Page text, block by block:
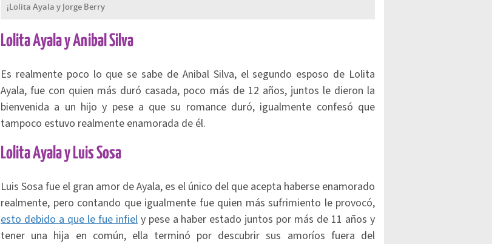
¡Lolita Ayala y Jorge Berry
Lolita Ayala y Anibal Silva
Es realmente poco lo que se sabe de Anibal Silva, el segundo esposo de Lolita
Ayala, fue con quien más duró casada, poco más de 12 años, juntos le dieron la
bienvenida a un hijo y pese a que su romance duró, igualmente confesó que
tampoco estuvo realmente enamorada de él.
Lolita Ayala y Luis Sosa
Luis Sosa fue el gran amor de Ayala, es el único del que acepta haberse enamorado
realmente, pero contando que igualmente fue quien más sufrimiento le provocó,
esto debido a que le fue infiely pese a haber estado juntos por más de 11 años y
tener una hija en común, ella terminó por descubrir sus amoríos fuera del